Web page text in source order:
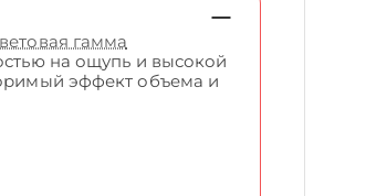
гамма
на ощупь и высокой
эффект объема и